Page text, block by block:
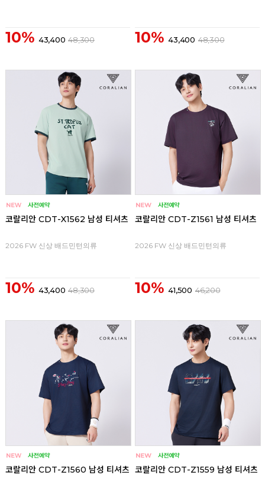
10% 43,400 48,300 10% 43,400 48,300
코랄리안 CDT-X1562 남성 티셔츠
2026 FW 신상 배드민턴의류
10% 43,400 48,300
코랄리안 CDT-Z1561 남성 티셔츠
2026 FW 신상 배드민턴의류
10% 41,500 46,200
코랄리안 CDT-Z1560 남성 티셔츠 코랄리안 CDT-Z1559 남성 티셔츠